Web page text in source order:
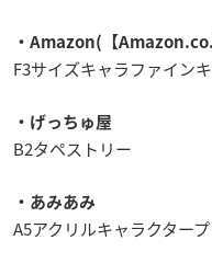
・Amazon(【
F3サイズキャラファイン
・げっちゅ屋
B2タペストリー
・あみあみ
A5アクリルキャラクター